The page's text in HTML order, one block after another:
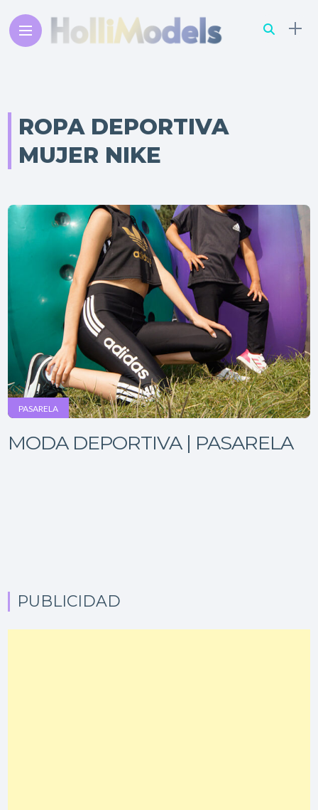
ROPA DEPORTIVA
MUJER NIKE
PASARELA
MODA DEPORTIVA | PASARELA
PUBLICIDAD